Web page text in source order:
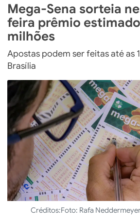
Mega-Sena sorteia
feira prêmio estimado
milhões
Apostas podem ser feitas até as
Brasília
Créditos:Foto: Rafa